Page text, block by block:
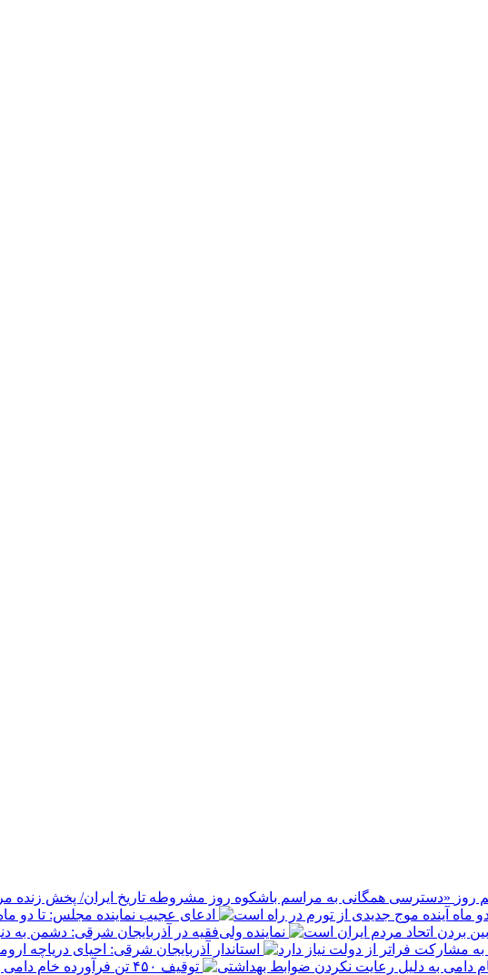
روز
ادعای عجیب نماینده مجلس: تا دو
نماینده ولی‌فقیه در آذربایجان شرقی: دشمن به
استاندار آذربایجان شرقی: احیای دریاچه
توقیف ۴۵۰ تن فرآورده خام دامی به دلیل رعایت نکردن ضوابط بهداشتی